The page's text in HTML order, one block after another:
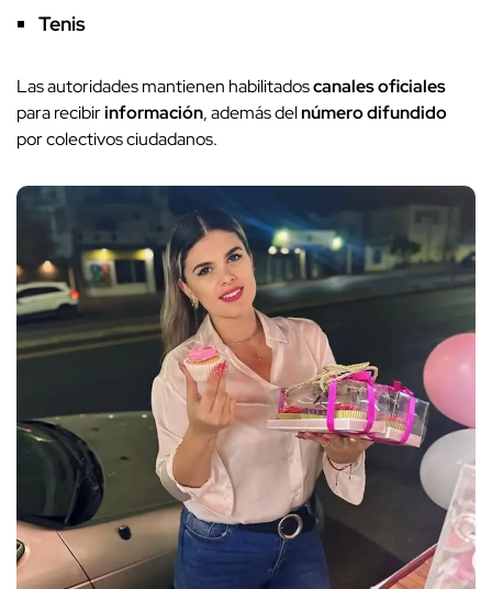
Tenis
Las autoridades mantienen habilitadoscanales oficiales
para recibirinformación, además delnúmero difundido
por colectivos ciudadanos.